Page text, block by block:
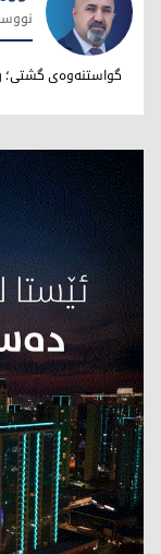
نووری بێخاڵی
گواستنەوەی گشتی؛